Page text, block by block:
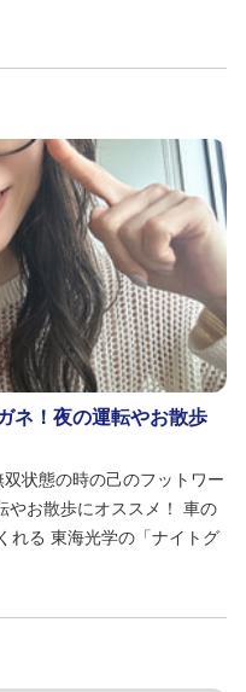
ネ！夜の運転やお散歩
状態の時の己のフットワー
やお散歩にオススメ！ 車の
れる 東海光学の「ナイトグ